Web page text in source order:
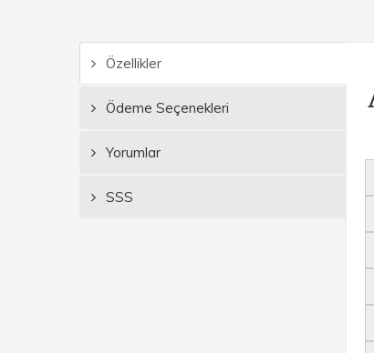
Özellikler
Ödeme Seçenekleri
Yorumlar
SSS